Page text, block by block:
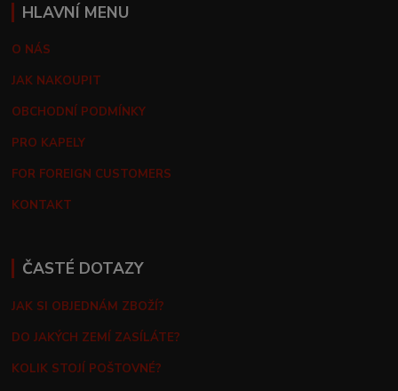
HLAVNÍ MENU
O NÁS
JAK NAKOUPIT
OBCHODNÍ PODMÍNKY
PRO KAPELY
FOR FOREIGN CUSTOMERS
KONTAKT
ČASTÉ DOTAZY
JAK SI OBJEDNÁM ZBOŽÍ?
DO JAKÝCH ZEMÍ ZASÍLÁTE?
KOLIK STOJÍ POŠTOVNÉ?